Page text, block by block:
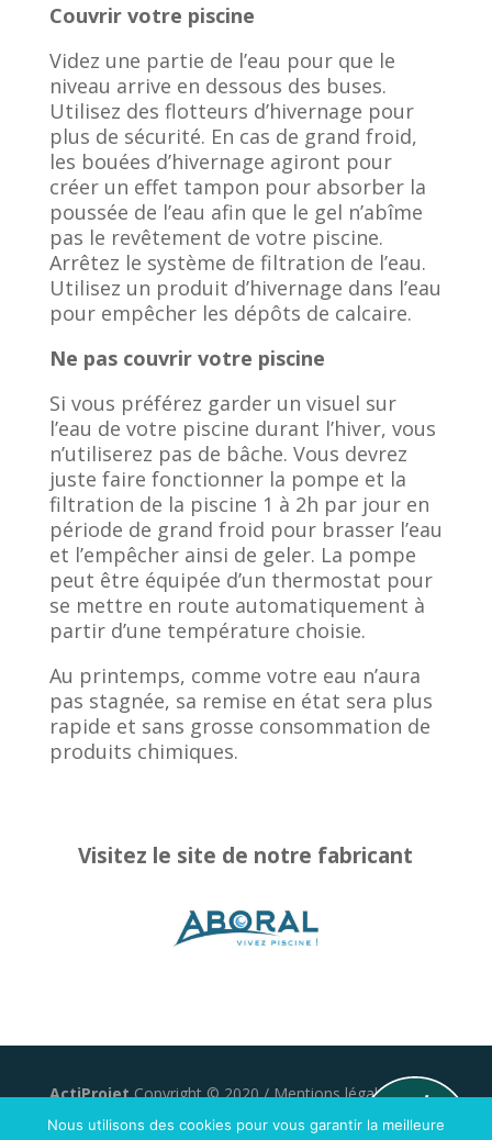
Couvrir votre piscine
Videz une partie de l’eau pour que le
niveau arrive en dessous des buses.
Utilisez des flotteurs d’hivernage pour
plus de sécurité. En cas de grand froid,
les bouées d’hivernage agiront pour
créer un effet tampon pour absorber la
poussée de l’eau afin que le gel n’abîme
pas le revêtement de votre piscine.
Arrêtez le système de filtration de l’eau.
Utilisez un produit d’hivernage dans l’eau
pour empêcher les dépôts de calcaire.
Ne pas couvrir votre piscine
Si vous préférez garder un visuel sur
l’eau de votre piscine durant l’hiver, vous
n’utiliserez pas de bâche. Vous devrez
juste faire fonctionner la pompe et la
filtration de la piscine 1 à 2h par jour en
période de grand froid pour brasser l’eau
et l’empêcher ainsi de geler. La pompe
peut être équipée d’un thermostat pour
se mettre en route automatiquement à
partir d’une température choisie.
Au printemps, comme votre eau n’aura
pas stagnée, sa remise en état sera plus
rapide et sans grosse consommation de
produits chimiques.
Visitez le site de notre fabricant
ActiProjetCopyright © 2020 /Mentions légales/
Développé pargeniusandco
Nous utilisons des cookies pour vous garantir la meilleure